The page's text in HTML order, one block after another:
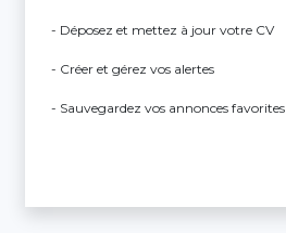
- Déposez et mettez à jour votre CV
- Créer et gérez vos alertes
- Sauvegardez vos annonces favorites